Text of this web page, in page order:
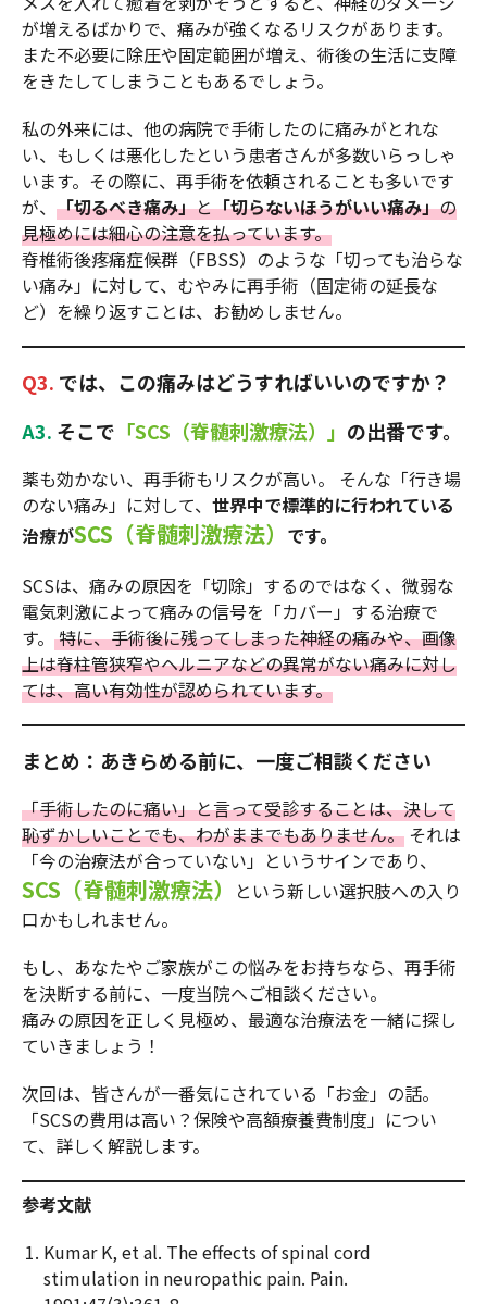
が増えるばかりで、痛みが強くなるリスクがあります。
また不必要に除圧や固定範囲が増え、術後の生活に支障
をきたしてしまうこともあるでしょう。
私の外来には、他の病院で手術したのに痛みがとれな
い、もしくは悪化したという患者さんが多数いらっしゃ
います。その際に、再手術を依頼されることも多いです
が、 「切るべき痛み」と「切らないほうがいい痛み」の
見極めには細心の注意を払っています。
脊椎術後疼痛症候群（FBSS）のような「切っても治らな
い痛み」に対して、むやみに再手術（固定術の延長な
ど）を繰り返すことは、お勧めしません。
Q3. では、この痛みはどうすればいいのですか？
A3. そこで 「SCS（脊髄刺激療法）」 の出番です。
薬も効かない、再手術もリスクが高い。 そんな「行き場
のない痛み」に対して、 世界中で標準的に行われている
治療がSCS（脊髄刺激療法） です。
SCSは、痛みの原因を「切除」するのではなく、微弱な
電気刺激によって痛みの信号を「カバー」する治療で
す。 特に、手術後に残ってしまった神経の痛みや、画像
上は脊柱管狭窄やヘルニアなどの異常がない痛みに対し
ては、高い有効性が認められています。
まとめ：あきらめる前に、一度ご相談ください
「手術したのに痛い」と言って受診することは、決して
恥ずかしいことでも、わがままでもありません。 それは
「今の治療法が合っていない」というサインであり、
SCS（脊髄刺激療法）
という新しい選択肢への入り
口かもしれません。
もし、あなたやご家族がこの悩みをお持ちなら、再手術
を決断する前に、一度当院へご相談ください。
痛みの原因を正しく見極め、最適な治療法を一緒に探し
ていきましょう！
次回は、皆さんが一番気にされている「お金」の話。
「SCSの費用は高い？保険や高額療養費制度」につい
て、詳しく解説します。
参考文献
Kumar K, et al. The effects of spinal cord
stimulation in neuropathic pain. Pain.